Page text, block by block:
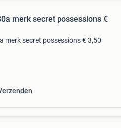
merk secret possessions €
merk secret possessions € 3,50